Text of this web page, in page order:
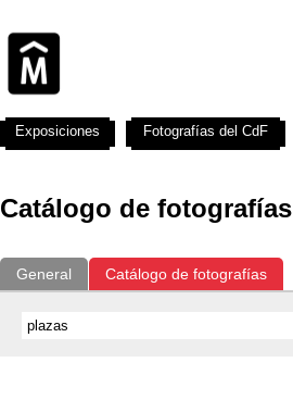
Catálogo de fotografías
General Catálogo de fotografías
Exposiciones Fotografías del CdF